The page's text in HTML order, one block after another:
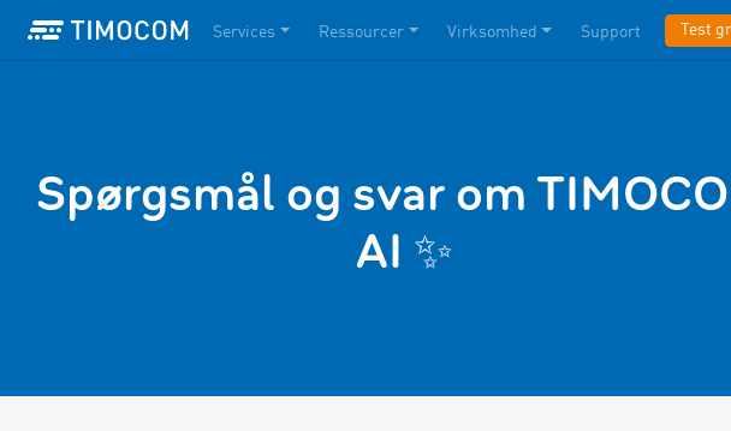
Services Ressourcer Virksomhed Support Test
Spørgsmål og svar om
AI ✨